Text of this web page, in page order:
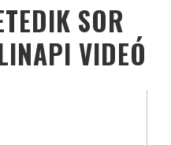
SOR
VIDEÓ